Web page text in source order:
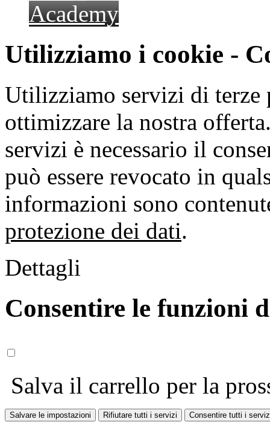
Academy
Utilizziamo i cookie -
Utilizziamo servizi di terze
ottimizzare la nostra
servizi è necessario il
può essere revocato in
informazioni sono
protezione dei dati.
Dettagli
Consentire le funzioni
Salva il carrello per la
Salvare le impostazioni Rifiutare tutti i servizi Consentire tutti i